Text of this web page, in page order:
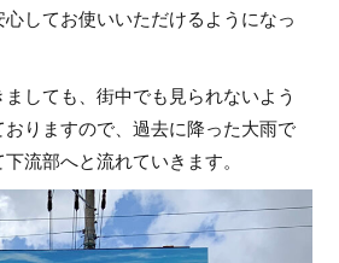
してお使いいただけるようになっ
しても、街中でも見られないよう
りますので、過去に降った大雨で
流部へと流れていきます。